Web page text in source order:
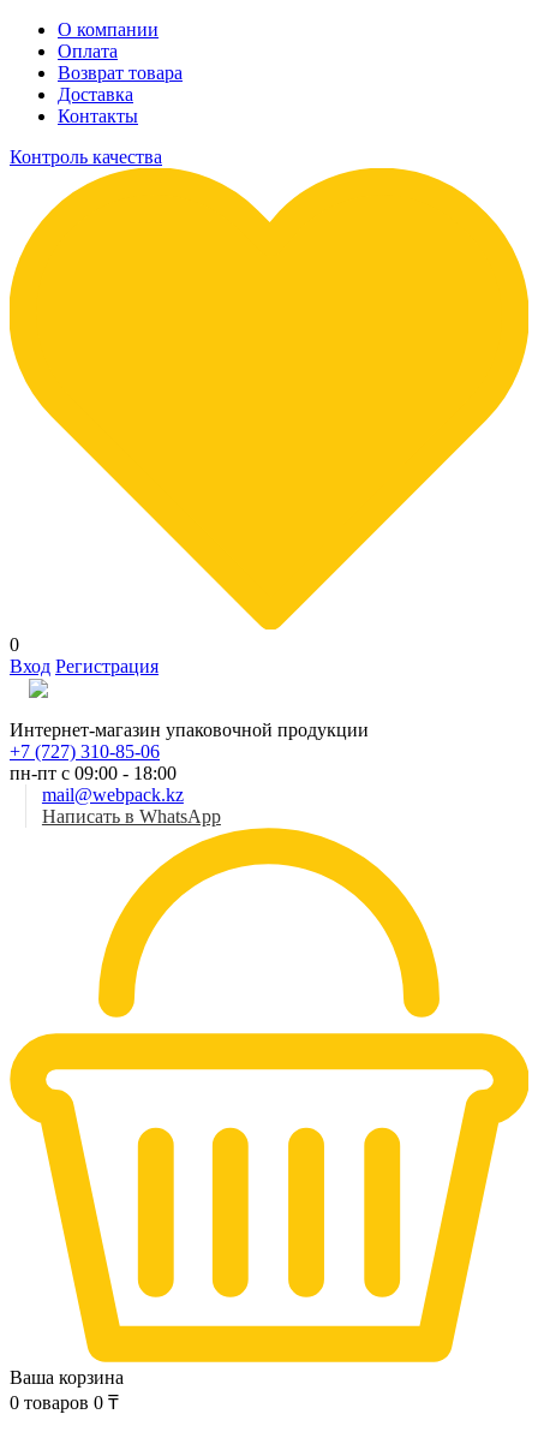
О компании
Оплата
Возврат товара
Доставка
Контакты
Контроль качества
0
Вход Регистрация
Интернет-магазин упаковочной продукции
+7 (727) 310-85-06
пн-пт с 09:00 - 18:00
mail@webpack.kz
Написать в WhatsApp
Ваша корзина
0 товаров 0 ₸